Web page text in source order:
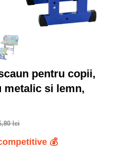
pentru copii,
metalic si lemn,
lei
💰